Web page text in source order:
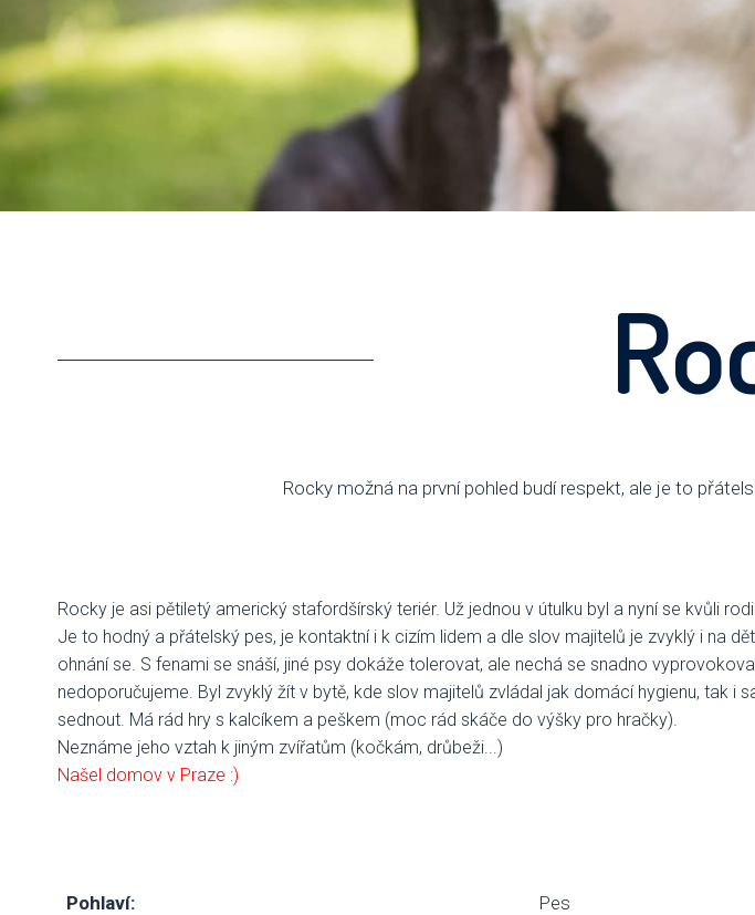
Rocky možná na první pohled budí respekt, ale je to
Rocky je asi pětiletý americký stafordšírský teriér. Už jednou v útulku byl a nyní se kvůli
Je to hodný a přátelský pes, je kontaktní i k cizím lidem a dle slov majitelů je zvyklý i na
ohnání se. S fenami se snáší, jiné psy dokáže tolerovat, ale nechá se snadno
nedoporučujeme. Byl zvyklý žít v bytě, kde slov majitelů zvládal jak domácí hygienu, tak
sednout. Má rád hry s kalcíkem a peškem (moc rád skáče do výšky pro hračky).
Neznáme jeho vztah k jiným zvířatům (kočkám, drůbeži...)
Našel domov v Praze :)
Pohlaví: Pes